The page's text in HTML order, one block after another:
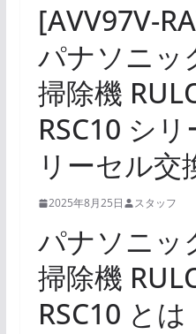
[AVV97V-
パナソニッ
掃除機
RSC10 シ
リーセル交
2025年8月25日 スタッフ
パナソニッ
掃除機
RSC10 とは